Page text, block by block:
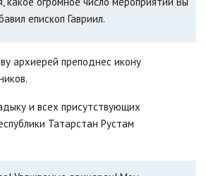
епископ Гавриил.
архиерей преподнес икону
и всех присутствующих
Татарстан Рустам